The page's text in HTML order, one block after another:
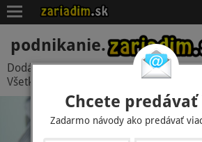
Toggle
navigation
podnikanie.
Dodávatelia(566) Referencie(1829)
Všetky témy
Chcete predávať
Zadarmo návody ako predávať